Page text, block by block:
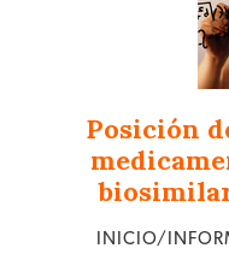
Posición
INICIO/